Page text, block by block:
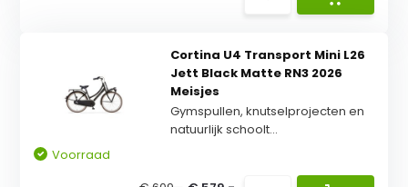
Cortina U4 Transport Mini L26
Jett Black Matte RN3 2026
Meisjes
Gymspullen, knutselprojecten en
natuurlijk schoolt...
Voorraad